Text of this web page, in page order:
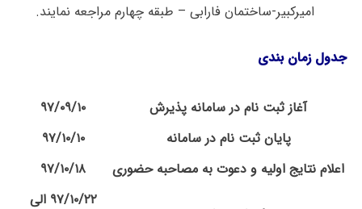
امیرکبیر-ساختمان فارابی – طبقه چهارم مراجعه نمایند.
جدول زمان بندی
آغاز ثبت­ نام در سامانه پذیرش
۹۷/۰۹/۱۰
پایان ثبت ­نام در سامانه
۹۷/۱۰/۱۰
اعلام نتایج اولیه و دعوت به مصاحبه حضوری
۹۷/۱۰/۱۸
۹۷/۱۰/۲۲ الی